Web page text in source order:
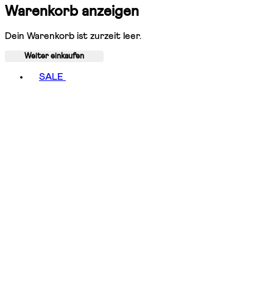
Warenkorb anzeigen
Dein Warenkorb ist zurzeit leer.
Weiter einkaufen
SALE